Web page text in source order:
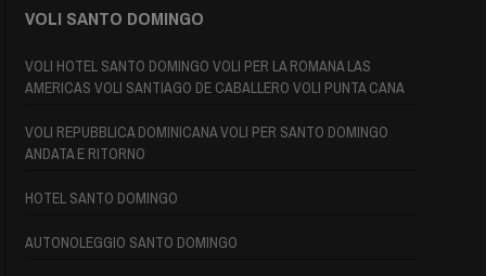
VOLI SANTO DOMINGO
VOLI HOTEL SANTO DOMINGO VOLI PER LA ROMANA LAS
AMERICAS VOLI SANTIAGO DE CABALLERO VOLI PUNTA CANA
VOLI REPUBBLICA DOMINICANA VOLI PER SANTO DOMINGO
ANDATA E RITORNO
HOTEL SANTO DOMINGO
AUTONOLEGGIO SANTO DOMINGO